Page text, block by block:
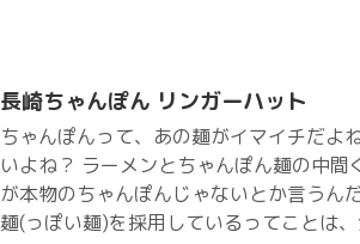
長崎ちゃんぽん リンガーハット
ちゃんぽんって、あの麺がイマイチだよ
いよね？ ラーメンとちゃんぽん麺の中
が本物のちゃんぽんじゃないとか言うん
麺(っぽい麺)を採用しているってことは